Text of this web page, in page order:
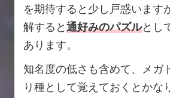
を期待すると少し戸惑います
解すると通好みのパズルとし
あります。
知名度の低さも含めて、メガ
り種として覚えておくとかな